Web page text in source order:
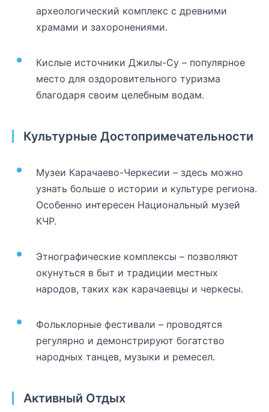
археологический комплекс с древними
храмами и захоронениями.
Кислые источники Джилы-Су – популярное
место для оздоровительного туризма
благодаря своим целебным водам.
Культурные Достопримечательности
Музеи Карачаево-Черкесии – здесь можно
узнать больше о истории и культуре региона.
Особенно интересен Национальный музей
КЧР.
Этнографические комплексы – позволяют
окунуться в быт и традиции местных
народов, таких как карачаевцы и черкесы.
Фольклорные фестивали – проводятся
регулярно и демонстрируют богатство
народных танцев, музыки и ремесел.
Активный Отдых